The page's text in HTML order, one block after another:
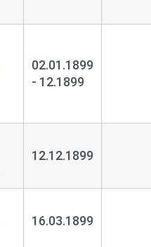
02.01.1899
- 12.1899
12.12.1899
16.03.1899